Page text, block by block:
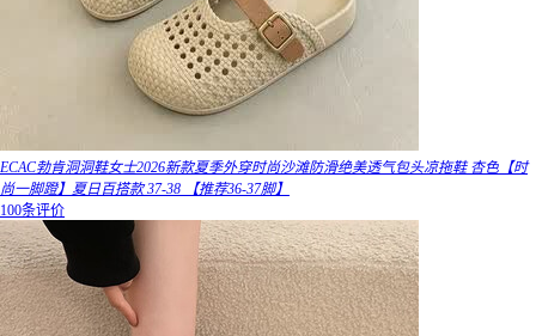
ECAC勃肯洞洞鞋女士2026新款夏季外穿时尚沙滩防滑绝美透气包头凉拖鞋 杏色【时
尚一脚蹬】夏日百搭款 37-38 【推荐36-37脚】
100条评价